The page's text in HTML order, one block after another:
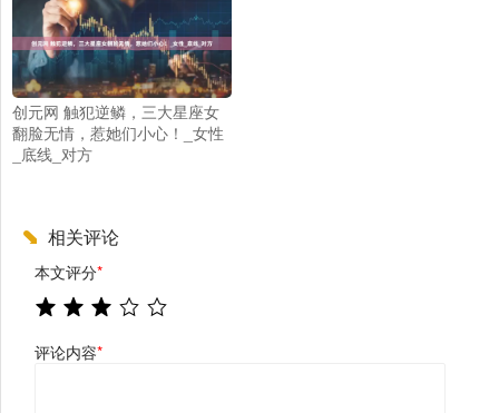
创元网 触犯逆鳞，三大星座女
翻脸无情，惹她们小心！_女性
_底线_对方
相关评论
本文评分*
评论内容*